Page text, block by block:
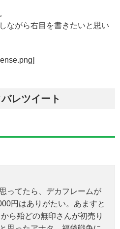
ながら右目を書きたいと思い
レツイート
ってたら、デカフレームが
円はありがたい。あますと
ら殆どの無印さんが初売り